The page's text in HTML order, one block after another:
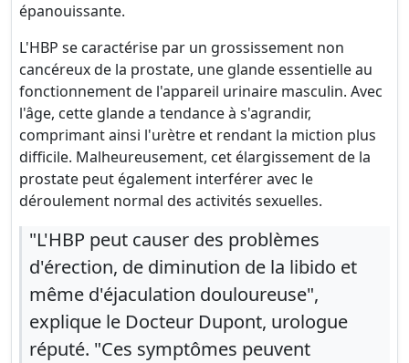
épanouissante.
L'HBP se caractérise par un grossissement non
cancéreux de la prostate, une glande essentielle au
fonctionnement de l'appareil urinaire masculin. Avec
l'âge, cette glande a tendance à s'agrandir,
comprimant ainsi l'urètre et rendant la miction plus
difficile. Malheureusement, cet élargissement de la
prostate peut également interférer avec le
déroulement normal des activités sexuelles.
"L'HBP peut causer des problèmes
d'érection, de diminution de la libido et
même d'éjaculation douloureuse",
explique le Docteur Dupont, urologue
réputé. "Ces symptômes peuvent